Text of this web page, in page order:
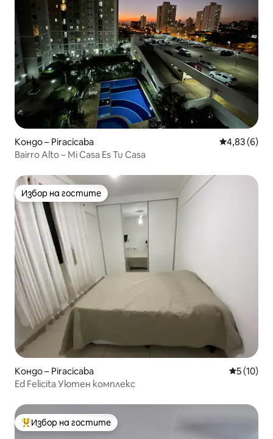
Кондо – Piracicaba Средна
4,83 (6)
Bairro Alto – Mi Casa Es Tu Casa
Избор на гостите
Избор на гостите
Кондо – Piracicaba Средна
5 (10)
Ed Felicita Уютен комплекс
Най-популярен избор на гостите
Избор на гостите